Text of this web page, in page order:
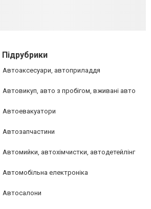
Підрубрики
Автоаксесуари, автоприладдя
Автовикуп, авто з пробігом, вживані авто
Автоевакуатори
Автозапчастини
Автомийки, автохімчистки, автодетейлінг
Автомобільна електроніка
Автосалони